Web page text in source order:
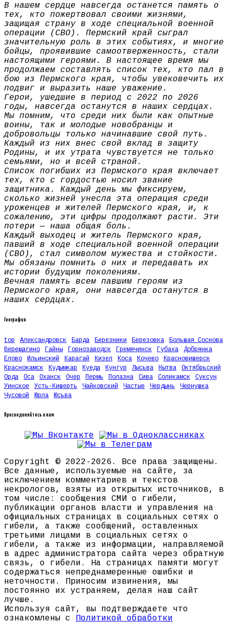
В нашем сердце навсегда останется память о
тех, кто пожертвовал своими жизнями,
защищая страну в ходе специальной военной
операции (СВО). Пермский край сыграл
значительную роль в этих событиях, и многие
бойцы, проявившие самоотверженность, стали
настоящими героями. В настоящее время мы
продолжаем составлять список тех, кто пал в
бою из Пермского края, чтобы увековечить их
подвиг и выразить наше уважение.
Герои, ушедшие в период с 2022 по 2026
годы, навсегда останутся в наших сердцах.
Мы помним, что среди них были как опытные
воины, так и молодые новобранцы и
добровольцы только начинавшие свой путь.
Каждый из них внес свой вклад в защиту
Родины, и их утрата чувствуется не только
семьями, но и всей страной.
Список погибших из Пермского края включает
тех, кто с гордостью носил звание
защитника. Каждый день мы фиксируем,
сколько жизней унесла эта операция среди
уроженцев и жителей Пермского края, и, к
сожалению, эти цифры продолжают расти. Эти
потери — наша общая боль.
Каждый выходец и житель Пермского края,
павший в ходе специальной военной операции
(СВО), стал символом мужества и стойкости.
Мы обязаны помнить о них и передавать их
истории будущим поколениям.
Вечная память всем павшим героям из
Пермского края, они навсегда останутся в
наших сердцах.
География
top Александровск Барда Березники Березовка
Большая Соснова
Верещагино
Гайны Горнозаводск Гремячинск Губаха
Добрянка
Елово
Ильинский Карагай Кизел Коса Кочево
Красновишерск
Краснокамск
Кудымкар Куеда Кунгур Лысьва Нытва
Октябрьский
Орда
Оса Оханск Очер Пермь Полазна Сива Соликамск
Суксун
Уинское
Усть-Кишерть Чайковский Частые Чердынь
Чернушка
Чусовой
Юрла Юсьва
Присоединяйтесь к нам
Copyright © 2022-2026. Все права защищены.
Все данные, используемые на сайте, за
исключением комментариев и текстов
некрологов, взяты из открытых источников, в
том числе: сообщения СМИ о гибели,
публикации органов власти и управления на
официальных страницах в социальных сетях о
гибели, а также сообщений, оставленных
третьими лицами в социальных сетях о
гибели, а также из информации, направляемой
в адрес администратора сайта через обратную
связь, о гибели. На страницах памяти могут
содержаться непреднамеренные ошибки и
неточности. Приносим извинения, мы
постоянно их устраняем, делая наш сайт
лучше.
Используя сайт, вы подтверждаете что
ознакомлены с Политикой обработки